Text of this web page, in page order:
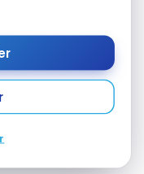
ne sont pas
un nouveau
le conservent
?